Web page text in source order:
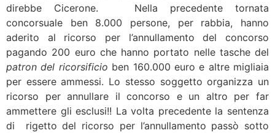
direbbe Cicerone. Nella precedente tornata
concorsuale ben 8.000 persone, per rabbia, hanno
aderito al ricorso per l’annullamento del concorso
pagando 200 euro che hanno portato nelle tasche del
patron del ricorsificio ben 160.000 euro e altre migliaia
per essere ammessi. Lo stesso soggetto organizza un
ricorso per annullare il concorso e un altro per far
ammettere gli esclusi!! La volta precedente la sentenza
di rigetto del ricorso per l’annullamento passò sotto